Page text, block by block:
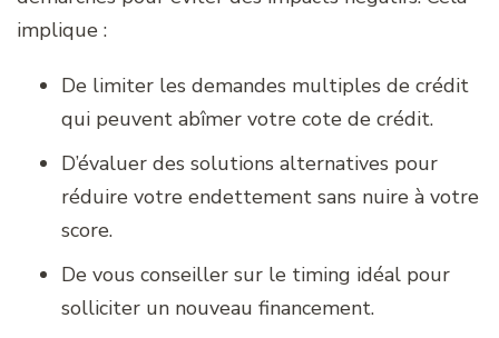
implique :
De limiter les demandes multiples de crédit
qui peuvent abîmer votre cote de crédit.
D’évaluer des solutions alternatives pour
réduire votre endettement sans nuire à votre
score.
De vous conseiller sur le timing idéal pour
solliciter un nouveau financement.